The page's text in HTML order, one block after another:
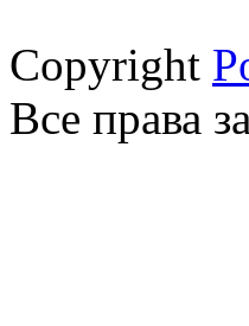
Copyright
Все права